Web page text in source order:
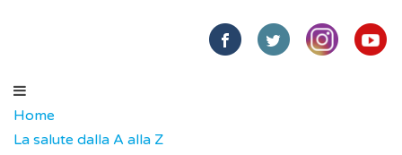
Home
La salute dalla A alla Z